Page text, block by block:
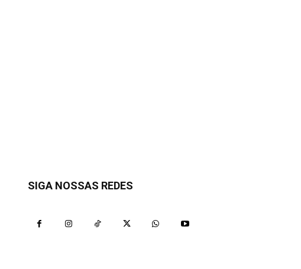
SIGA NOSSAS REDES